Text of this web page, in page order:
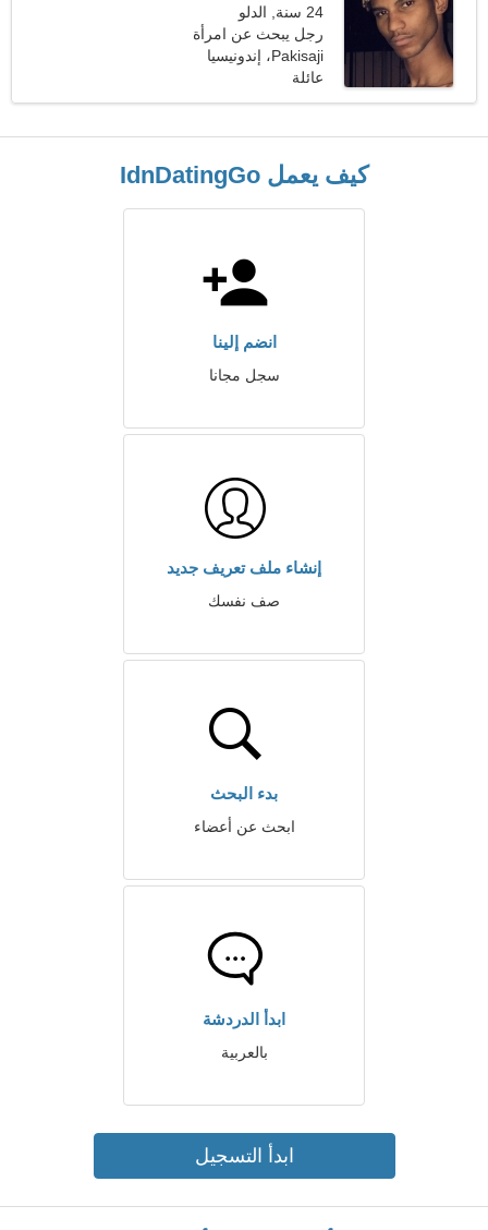
24 سنة, الدلو
رجل يبحث عن امرأة
Pakisaji، إندونيسيا
عائلة
كيف يعمل IdnDatingGo
انضم إلينا
سجل مجانا
إنشاء ملف تعريف جديد
صف نفسك
بدء البحث
ابحث عن أعضاء
ابدأ الدردشة
بالعربية
ابدأ التسجيل